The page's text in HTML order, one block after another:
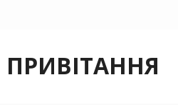
ПРИВІТАННЯ